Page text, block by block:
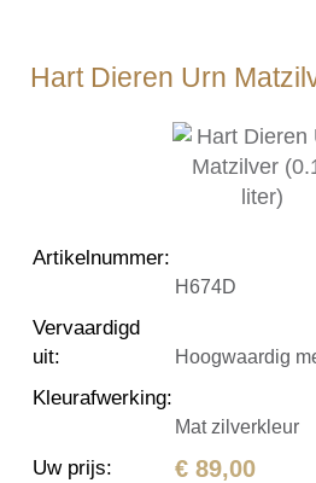
Hart Dieren Urn
Artikelnummer:
H674D
Vervaardigd
uit: Hoogwaardig
Kleurafwerking:
Mat zilverkleur
Uw prijs: € 89,00